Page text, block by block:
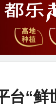
台“鲜